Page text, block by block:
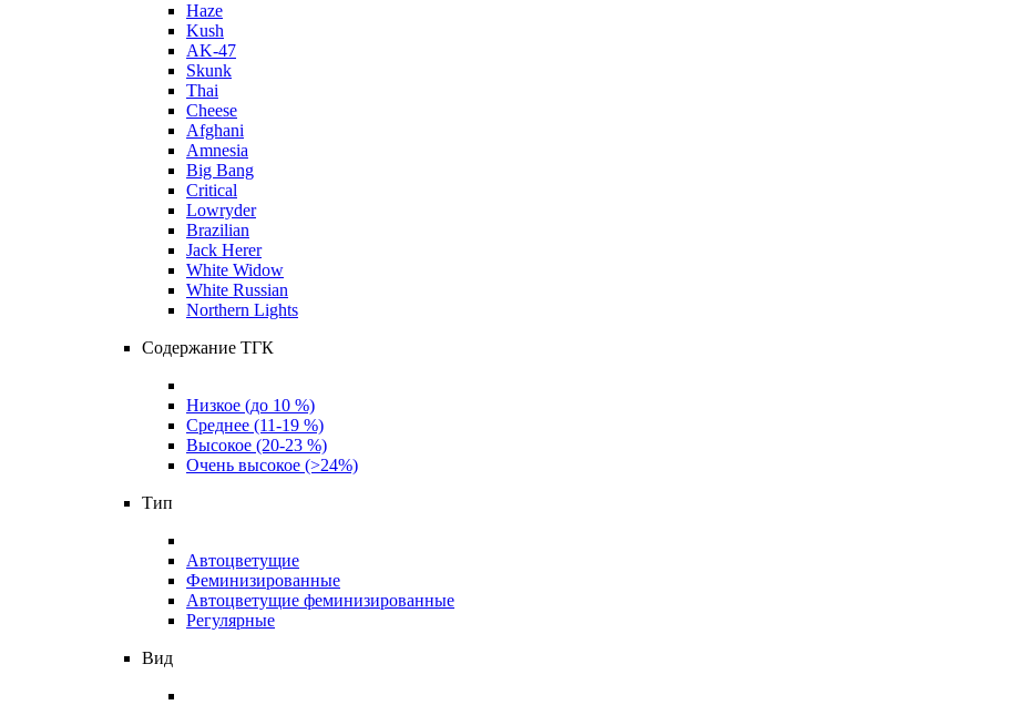
Haze
Kush
AK-47
Skunk
Thai
Cheese
Afghani
Amnesia
Big Bang
Critical
Lowryder
Brazilian
Jack Herer
White Widow
White Russian
Northern Lights
Содержание ТГК
Низкое (до 10 %)
Среднее (11-19 %)
Высокое (20-23 %)
Очень высокое (>24%)
Тип
Автоцветущие
Феминизированные
Автоцветущие феминизированные
Регулярные
Вид